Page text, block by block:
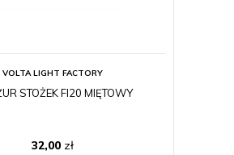
VOLTA LIGHT FACTORY
STOŻEK FI20 MIĘTOWY
32,00 zł